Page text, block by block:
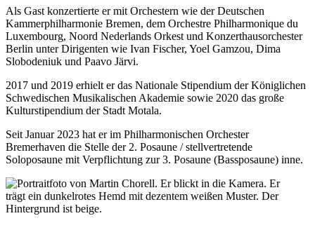
Als Gast konzertierte er mit Orchestern wie der Deutschen
Kammerphilharmonie Bremen, dem Orchestre Philharmonique du
Luxembourg, Noord Nederlands Orkest und Konzerthausorchester
Berlin unter Dirigenten wie Ivan Fischer, Yoel Gamzou, Dima
Slobodeniuk und Paavo Järvi.
2017 und 2019 erhielt er das Nationale Stipendium der Königlichen
Schwedischen Musikalischen Akademie sowie 2020 das große
Kulturstipendium der Stadt Motala.
Seit Januar 2023 hat er im Philharmonischen Orchester
Bremerhaven die Stelle der 2. Posaune / stellvertretende
Soloposaune mit Verpflichtung zur 3. Posaune (Bassposaune) inne.